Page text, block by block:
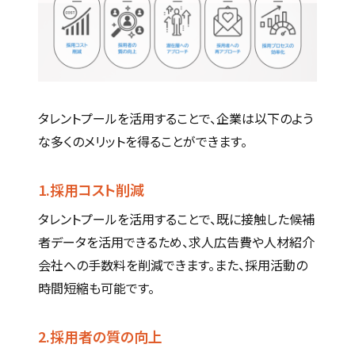
タレントプールを活用することで、企業は以下のよう
な多くのメリットを得ることができます。
1.採用コスト削減
タレントプールを活用することで、既に接触した候補
者データを活用できるため、求人広告費や人材紹介
会社への手数料を削減できます。また、採用活動の
時間短縮も可能です。
2.採用者の質の向上